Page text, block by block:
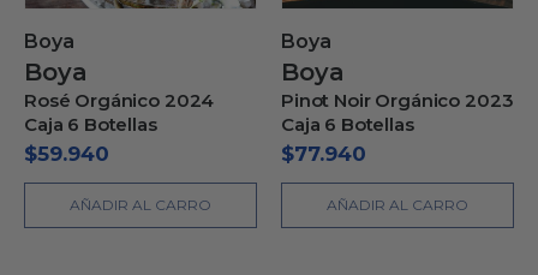
Boya
Boya
Rosé Orgánico 2024
Caja 6 Botellas
$59.940
AÑADIR AL CARRO
Boya
Boya
Pinot Noir Orgánico 2023
Caja 6 Botellas
$77.940
AÑADIR AL CARRO